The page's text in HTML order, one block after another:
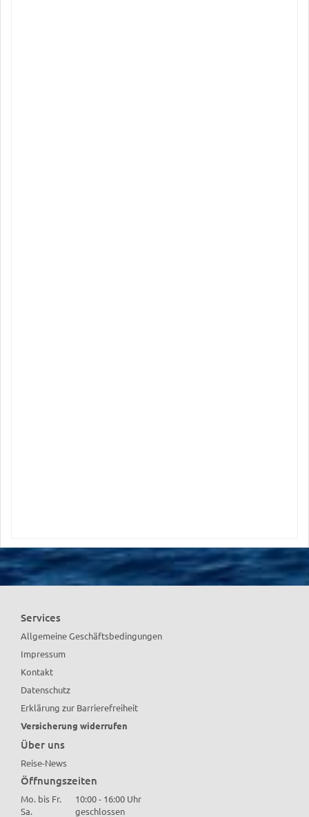
Services
Allgemeine Geschäftsbedingungen
Impressum
Kontakt
Datenschutz
Erklärung zur Barrierefreiheit
Versicherung widerrufen
Über uns
Reise-News
Öffnungszeiten
Mo. bis Fr.
10:00 - 16:00 Uhr
Sa.
geschlossen